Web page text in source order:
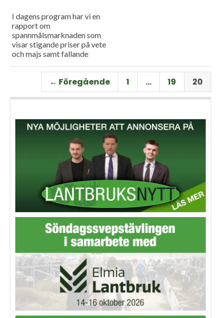
I dagens program har vi en
rapport om
spannmålsmarknaden som
visar stigande priser på vete
och majs samt fallande
premiär för vårt
måndagsprogram med en
längre intervju med Erik
Stjerndahl vd för HIR Skåne,
fältdagar.
← Föregående 1 … 19 20